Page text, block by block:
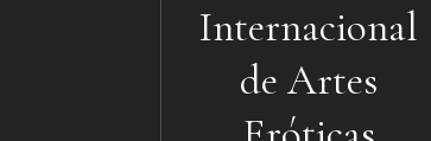
Internacional
de Artes